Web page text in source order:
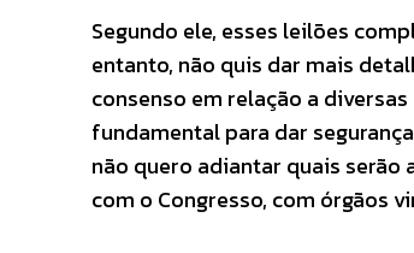
Segundo ele, esses leilões
entanto, não quis dar mais
consenso em relação a
fundamental para dar
não quero adiantar quais serão
com o Congresso, com órgãos